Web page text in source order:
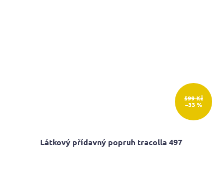
599 Kč
–33 %
Látkový přídavný popruh tracolla 497